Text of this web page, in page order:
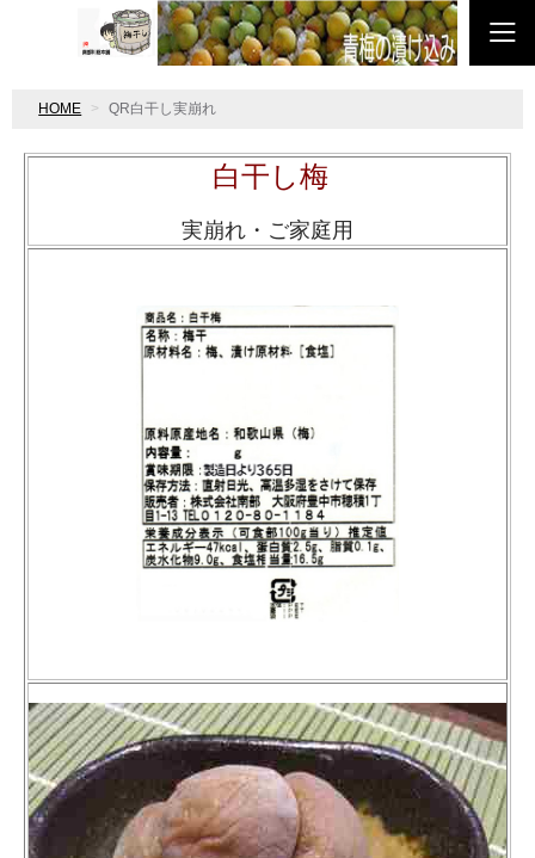
HOME QR白干し実崩れ
白干し梅
実崩れ・ご家庭用